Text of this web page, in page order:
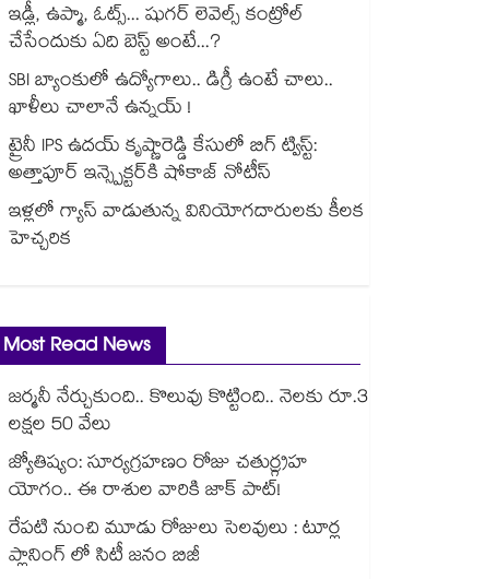
ఇడ్లీ, ఉప్మా, ఓట్స్... షుగర్ లెవెల్స్ కంట్రోల్
చేసేందుకు ఏది బెస్ట్ అంటే...?
SBI బ్యాంకులో ఉద్యోగాలు.. డిగ్రీ ఉంటే చాలు..
ఖాళీలు చాలానే ఉన్నయ్ !
ట్రైనీ IPS ఉదయ్ కృష్ణారెడ్డి కేసులో బిగ్ ట్విస్ట్:
అత్తాపూర్ ఇన్స్పెక్టర్‎కి షోకాజ్ నోటీస్
ఇళ్లలో గ్యాస్ వాడుతున్న వినియోగదారులకు కీలక
హెచ్చరిక
Most Read News
జర్మనీ నేర్చుకుంది.. కొలువు కొట్టింది.. నెలకు రూ.3
లక్షల 50 వేలు
జ్యోతిష్యం: సూర్యగ్రహణం రోజు చతుర్గ్రహ
యోగం.. ఈ రాశుల వారికి జాక్ పాట్!
రేపటి నుంచి మూడు రోజులు సెలవులు : టూర్ల
ప్లానింగ్ లో సిటీ జనం బిజీ